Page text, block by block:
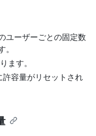
ユーザーごとの固定数
ます。
容量がリセットされ